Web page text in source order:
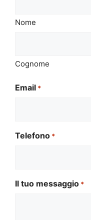
Nome
Cognome
Email *
Telefono *
Il tuo messaggio *